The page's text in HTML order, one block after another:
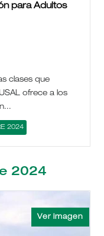
para Adultos
clases que
ofrece a los
2024
2024